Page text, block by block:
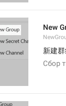
New
新建
Сбор